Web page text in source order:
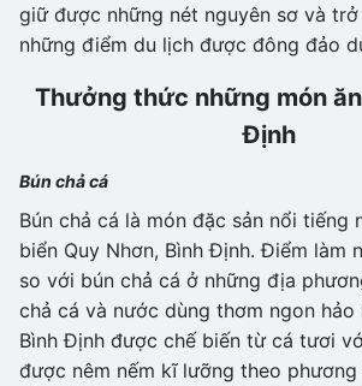
giữ được những nét nguyên sơ và
những điểm du lịch được đông đảo
Thưởng thức những món
Định
Bún chả cá
Bún chả cá là món đặc sản nổi tiếng
biển Quy Nhơn, Bình Định. Điểm làm
so với bún chả cá ở những địa
chả cá và nước dùng thơm ngon hảo
Bình Định được chế biến từ cá tươi
được nêm nếm kĩ lưỡng theo